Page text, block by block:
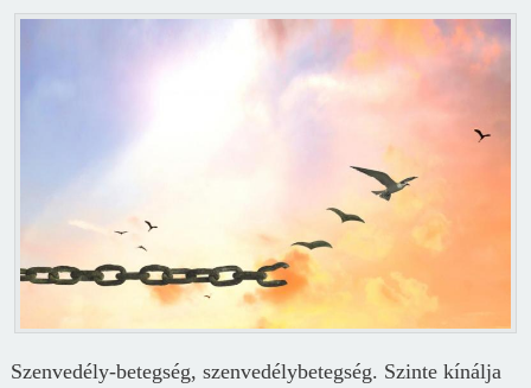
Szenvedély-betegség, szenvedélybetegség. Szinte kínálja